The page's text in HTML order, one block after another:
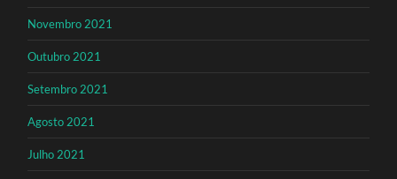
Novembro 2021
Outubro 2021
Setembro 2021
Agosto 2021
Julho 2021